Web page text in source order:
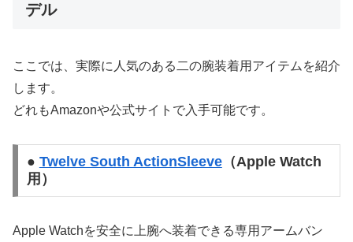
デル
ここでは、実際に人気のある二の腕装着用アイテムを紹介
します。
どれもAmazonや公式サイトで入手可能です。
● Twelve South ActionSleeve（Apple Watch
用）
Apple Watchを安全に上腕へ装着できる専用アームバン